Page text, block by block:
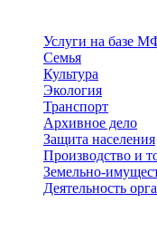
Услуги на базе
Семья
Культура
Экология
Транспорт
Архивное дело
Защита населения
Производство и
Земельно-
Деятельность